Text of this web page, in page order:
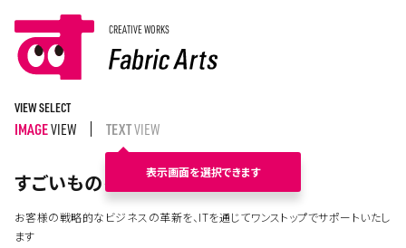
CREATIVE WORKS
VIEW SELECT
IMAGEVIEW TEXTVIEW
すごいものをつくる。
お客様の戦略的なビジネスの革新を、ITを通じてワンストップでサポートいたし
ます